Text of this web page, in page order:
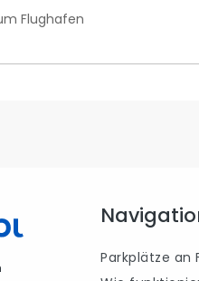
Flughafen
Parkplätze an